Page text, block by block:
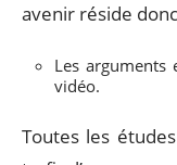
avenir réside
Les arguments
vidéo.
Toutes les